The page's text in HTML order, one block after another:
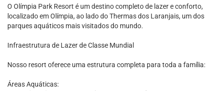
O Olímpia Park Resort é um destino completo de lazer e conforto,
localizado em Olímpia, ao lado do Thermas dos Laranjais, um dos
parques aquáticos mais visitados do mundo.
Infraestrutura de Lazer de Classe Mundial
Nosso resort oferece uma estrutura completa para toda a família:
Áreas Aquáticas: